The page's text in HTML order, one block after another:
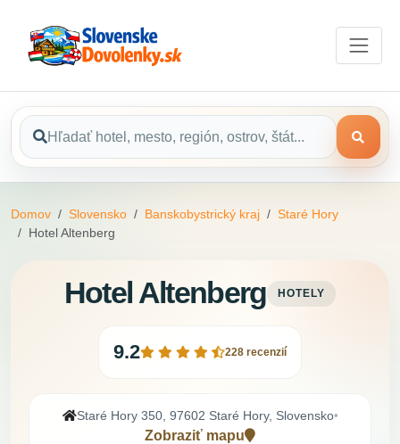
Domov Slovensko Banskobystrický kraj
Staré Hory
Hotel Altenberg
Hotel Altenberg HOTELY
9.2 228 recenzií
Staré Hory 350, 97602 Staré Hory, Slovensko•
Zobraziť mapu